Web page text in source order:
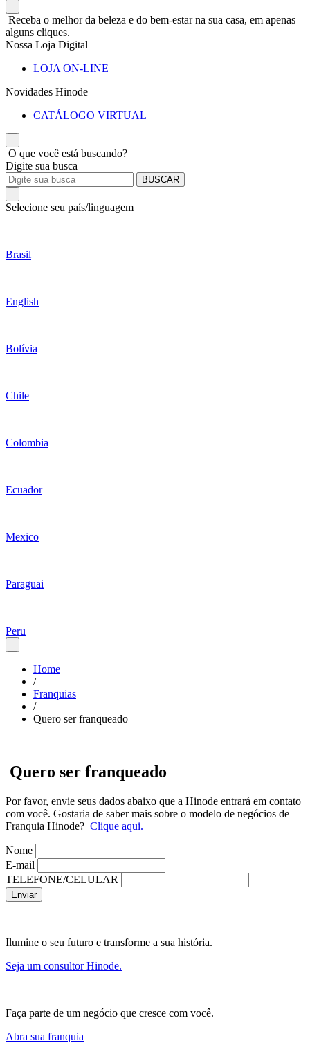
Receba o melhor da beleza e do bem-estar na sua casa, em apenas
alguns cliques.
Nossa Loja Digital
LOJA ON-LINE
Novidades Hinode
CATÁLOGO VIRTUAL
O que você está buscando?
Digite sua busca
BUSCAR
Selecione seu país/linguagem
Brasil
English
Bolívia
Chile
Colombia
Ecuador
Mexico
Paraguai
Peru
Home
/
Franquias
/
Quero ser franqueado
Quero ser franqueado
Por favor, envie seus dados abaixo que a Hinode entrará em contato
com você. Gostaria de saber mais sobre o modelo de negócios de
Franquia Hinode? Clique aqui.
Nome
E-mail
TELEFONE/CELULAR
Enviar
Ilumine o seu futuro e transforme a sua história.
Seja um consultor Hinode.
Faça parte de um negócio que cresce com você.
Abra sua franquia